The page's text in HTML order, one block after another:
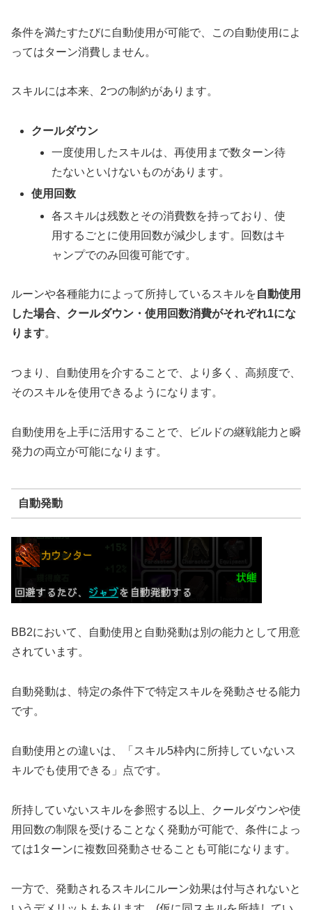
条件を満たすたびに自動使用が可能で、この自動使用によ
ってはターン消費しません。
スキルには本来、2つの制約があります。
クールダウン
一度使用したスキルは、再使用まで数ターン待
たないといけないものがあります。
使用回数
各スキルは残数とその消費数を持っており、使
用するごとに使用回数が減少します。回数はキ
ャンプでのみ回復可能です。
ルーンや各種能力によって所持しているスキルを自動使用
した場合、クールダウン・使用回数消費がそれぞれ1にな
ります。
つまり、自動使用を介することで、より多く、高頻度で、
そのスキルを使用できるようになります。
自動使用を上手に活用することで、ビルドの継戦能力と瞬
発力の両立が可能になります。
自動発動
BB2において、自動使用と自動発動は別の能力として用意
されています。
自動発動は、特定の条件下で特定スキルを発動させる能力
です。
自動使用との違いは、「スキル5枠内に所持していないス
キルでも使用できる」点です。
所持していないスキルを参照する以上、クールダウンや使
用回数の制限を受けることなく発動が可能で、条件によっ
ては1ターンに複数回発動させることも可能になります。
一方で、発動されるスキルにルーン効果は付与されないと